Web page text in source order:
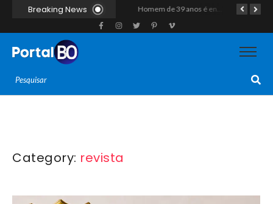
Breaking News Homem de 39 anos é encontrado morto a tiros ao lado de motocicleta às margens da BR-226 em Janduís
Category: revista